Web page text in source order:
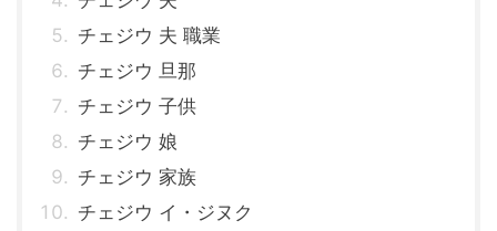
チェジウ 夫 職業
チェジウ 旦那
チェジウ 子供
チェジウ 娘
チェジウ 家族
チェジウ イ・ジヌク